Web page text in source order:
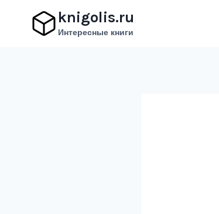
содержимому
knigolis.ru
Интересные книги